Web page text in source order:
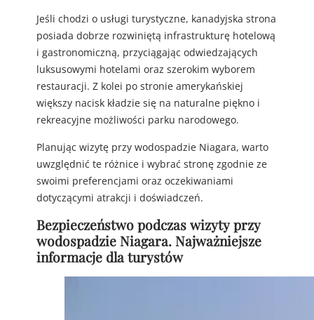
Jeśli chodzi o usługi turystyczne, kanadyjska strona
posiada dobrze rozwiniętą infrastrukturę hotelową
i gastronomiczną, przyciągając odwiedzających
luksusowymi hotelami oraz szerokim wyborem
restauracji. Z kolei po stronie amerykańskiej
większy nacisk kładzie się na naturalne piękno i
rekreacyjne możliwości parku narodowego.
Planując wizytę przy wodospadzie Niagara, warto
uwzględnić te różnice i wybrać stronę zgodnie ze
swoimi preferencjami oraz oczekiwaniami
dotyczącymi atrakcji i doświadczeń.
Bezpieczeństwo podczas wizyty przy
wodospadzie Niagara. Najważniejsze
informacje dla turystów